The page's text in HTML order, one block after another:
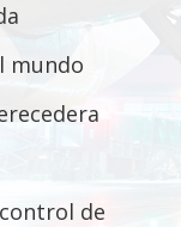
mundo
de